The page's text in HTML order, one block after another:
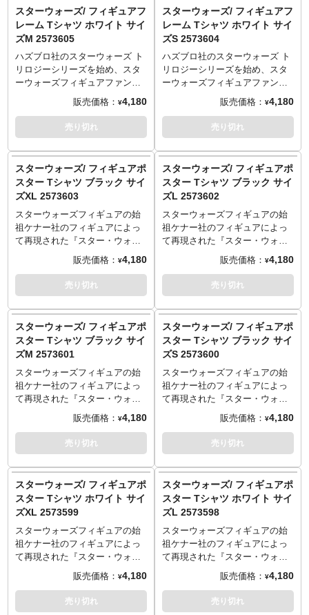
す！
サイズ
S：着丈65／身幅49／肩幅42／
袖丈19cm
M：着丈69／身幅52／肩幅46／
袖丈20cm
L：着丈73／身幅55／肩幅50／
XL：着丈77／身幅58／肩幅54／
袖丈24cm
す！
サイズ
S：着丈65／身幅49／肩幅42／
袖丈19cm
M：着丈69／身幅52／肩幅46／
袖丈20cm
L：着丈73／身幅55／肩幅50／
XL：着丈77／身幅58／肩幅54／
袖丈24cm
スターウォーズ/ フィギュアフ
レーム Tシャツ ホワイト サイ
ズM 2573605
ハズブロ社のスターウォーズ ト
リロジーシリーズを始め、スタ
ーウォーズフィギュアファンな
ら誰しも「！！！？」となって
しまう、記憶に刷り込まれた"あ
の"デザインがTシャツになって
登場です！ボディカラーはホワ
イトも用意されていますが、こ
こはブラックが断然オススメで
す！
サイズ
S：着丈65／身幅49／肩幅42／
袖丈19cm
M：着丈69／身幅52／肩幅46／
袖丈20cm
L：着丈73／身幅55／肩幅50／
XL：着丈77／身幅58／肩幅54／
袖丈24cm
販売価格： ¥4,180
売り切れ
スターウォーズ/ フィギュアフ
レーム Tシャツ ホワイト サイ
ズS 2573604
ハズブロ社のスターウォーズ ト
リロジーシリーズを始め、スタ
ーウォーズフィギュアファンな
ら誰しも「！！！？」となって
しまう、記憶に刷り込まれた"あ
の"デザインがTシャツになって
登場です！ボディカラーはホワ
イトも用意されていますが、こ
こはブラックが断然オススメで
す！
サイズ
S：着丈65／身幅49／肩幅42／
袖丈19cm
M：着丈69／身幅52／肩幅46／
袖丈20cm
L：着丈73／身幅55／肩幅50／
XL：着丈77／身幅58／肩幅54／
袖丈24cm
販売価格： ¥4,180
売り切れ
スターウォーズ/ フィギュアポ
スター Tシャツ ブラック サイ
ズXL 2573603
スターウォーズフィギュアの始
祖ケナー社のフィギュアによっ
て再現された『スター・ウォー
ズ エピソード4／新たなる希
望』のポスターアートをデザイ
ンしたTシャツ。ケナー版だから
こそのちょこんとしたライトセ
サイズ
S：着丈65／身幅49／肩幅42／
袖丈19cm
M：着丈69／身幅52／肩幅46／
袖丈20cm
L：着丈73／身幅55／肩幅50／
XL：着丈77／身幅58／肩幅54／
販売価格： ¥4,180
売り切れ
スターウォーズ/ フィギュアポ
スター Tシャツ ブラック サイ
ズL 2573602
スターウォーズフィギュアの始
祖ケナー社のフィギュアによっ
て再現された『スター・ウォー
ズ エピソード4／新たなる希
望』のポスターアートをデザイ
ンしたTシャツ。ケナー版だから
こそのちょこんとしたライトセ
サイズ
S：着丈65／身幅49／肩幅42／
袖丈19cm
M：着丈69／身幅52／肩幅46／
袖丈20cm
L：着丈73／身幅55／肩幅50／
XL：着丈77／身幅58／肩幅54／
販売価格： ¥4,180
売り切れ
スターウォーズ/ フィギュアポ
スター Tシャツ ブラック サイ
ズM 2573601
スターウォーズフィギュアの始
祖ケナー社のフィギュアによっ
て再現された『スター・ウォー
ズ エピソード4／新たなる希
望』のポスターアートをデザイ
ンしたTシャツ。ケナー版だから
こそのちょこんとしたライトセ
サイズ
S：着丈65／身幅49／肩幅42／
袖丈19cm
M：着丈69／身幅52／肩幅46／
袖丈20cm
L：着丈73／身幅55／肩幅50／
XL：着丈77／身幅58／肩幅54／
販売価格： ¥4,180
売り切れ
スターウォーズ/ フィギュアポ
スター Tシャツ ブラック サイ
ズS 2573600
スターウォーズフィギュアの始
祖ケナー社のフィギュアによっ
て再現された『スター・ウォー
ズ エピソード4／新たなる希
望』のポスターアートをデザイ
ンしたTシャツ。ケナー版だから
こそのちょこんとしたライトセ
サイズ
S：着丈65／身幅49／肩幅42／
袖丈19cm
M：着丈69／身幅52／肩幅46／
袖丈20cm
L：着丈73／身幅55／肩幅50／
XL：着丈77／身幅58／肩幅54／
販売価格： ¥4,180
売り切れ
スターウォーズ/ フィギュアポ
スター Tシャツ ホワイト サイ
ズXL 2573599
スターウォーズフィギュアの始
祖ケナー社のフィギュアによっ
て再現された『スター・ウォー
ズ エピソード4／新たなる希
望』のポスターアートをデザイ
ンしたTシャツ。ケナー版だから
こそのちょこんとしたライトセ
販売価格： ¥4,180
売り切れ
スターウォーズ/ フィギュアポ
スター Tシャツ ホワイト サイ
ズL 2573598
スターウォーズフィギュアの始
祖ケナー社のフィギュアによっ
て再現された『スター・ウォー
ズ エピソード4／新たなる希
望』のポスターアートをデザイ
ンしたTシャツ。ケナー版だから
こそのちょこんとしたライトセ
販売価格： ¥4,180
売り切れ